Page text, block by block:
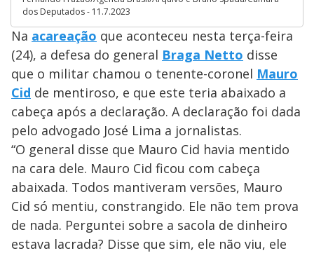
dos Deputados - 11.7.2023
Na acareação que aconteceu nesta terça-feira
(24), a defesa do general Braga Netto disse
que o militar chamou o tenente-coronel Mauro
Cid de mentiroso, e que este teria abaixado a
cabeça após a declaração. A declaração foi dada
pelo advogado José Lima a jornalistas.
“O general disse que Mauro Cid havia mentido
na cara dele. Mauro Cid ficou com cabeça
abaixada. Todos mantiveram versões, Mauro
Cid só mentiu, constrangido. Ele não tem prova
de nada. Perguntei sobre a sacola de dinheiro
estava lacrada? Disse que sim, ele não viu, ele